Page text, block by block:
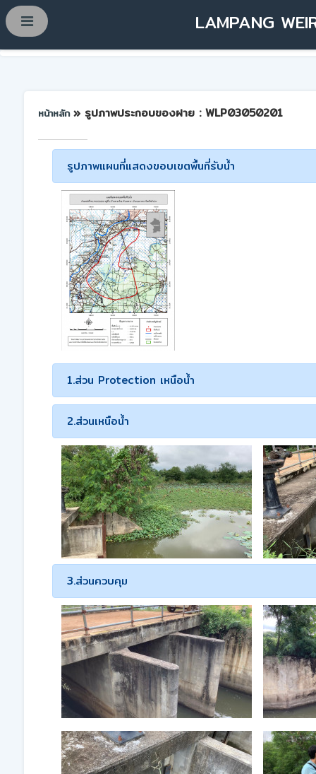
LAMPANG
หน้าหลัก » รูปภาพประกอบของฝาย : WLP03050201
รูปภาพแผนที่แสดงขอบเขตพื้นที่รับน้ำ
1.ส่วน Protection เหนือน้ำ
2.ส่วนเหนือน้ำ
3.ส่วนควบคุม